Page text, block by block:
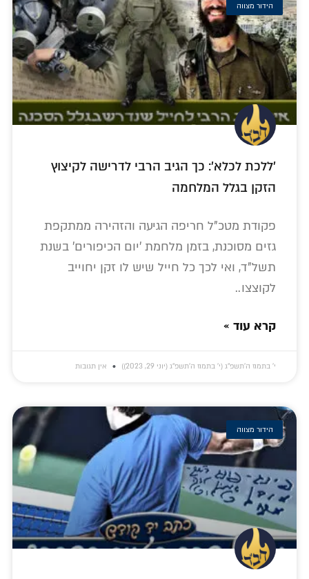
הידור מצווה
'ללכת לכלא': כך הגיב הרבי לדרישה לקיצוץ
הזקן בגלל המלחמה
פקודת מטכ"ל חריפה הגיעה והזהירה ממתקפת
גזים מסוכנת, בזמן מלחמת 'יום הכיפורים' בשנת
תשל"ד, ואי לכך כל חייל שיש לו זקן יחוייב
לקוצצו..
קרא עוד »
י׳ בתמוז ה׳תשפ״ג (י׳ בתמוז ה׳תשפ״ג (יוני 29, 2023)) אין תגובות
הידור מצווה